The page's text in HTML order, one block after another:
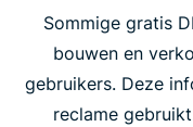
Sommige gratis
bouwen en
gebruikers. Deze
reclame